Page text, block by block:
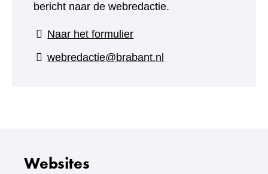
bericht naar de webredactie.
Naar het formulier(verwijst
naar
webredactie@brabant.nl
Websites